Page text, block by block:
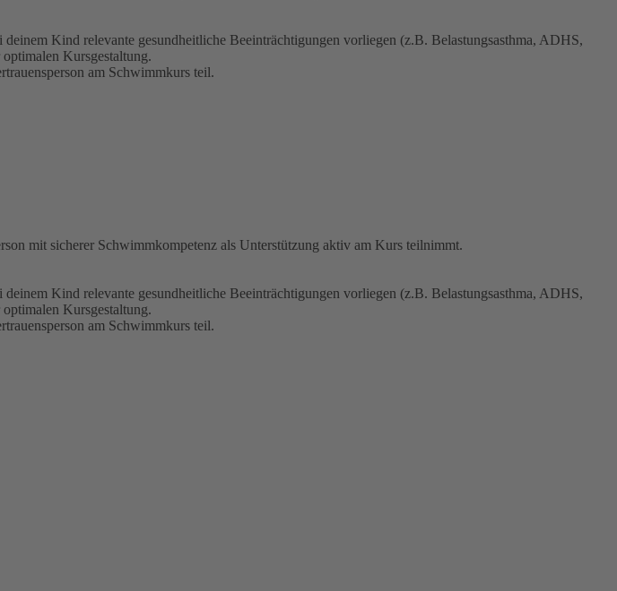
Kind relevante gesundheitliche Beeinträchtigungen vorliegen (z.B. Belastungsasthma, ADHS,
Kursgestaltung.
am Schwimmkurs teil.
mit sicherer Schwimmkompetenz als Unterstützung aktiv am Kurs teilnimmt.
Kind relevante gesundheitliche Beeinträchtigungen vorliegen (z.B. Belastungsasthma, ADHS,
Kursgestaltung.
am Schwimmkurs teil.